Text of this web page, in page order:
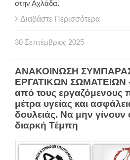
στην Αχλάδα.
Διαβάστε Περισσότερα
30 Σεπτέμβριος 2025
ΑΝΑΚΟΙΝΩΣΗ
ΕΡΓΑΤΙΚΩΝ ΣΩΜΑΤΕΙΩΝ -
από τους εργαζόμενους
μέτρα υγείας και
δουλειάς. Να μην γίνουν
διαρκή Τέμπη